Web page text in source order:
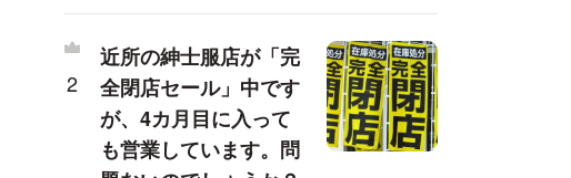
近所の紳士服店が「完
全閉店セール」中です
が、4カ月目に入って
も営業しています。問